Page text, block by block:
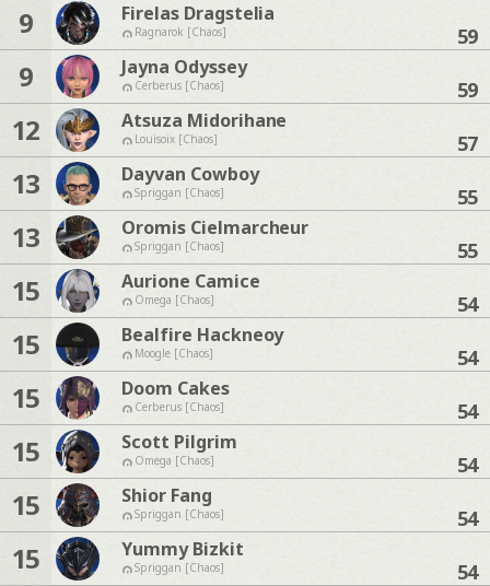
9 Firelas Dragstelia
Ragnarok [Chaos] 59
9 Jayna Odyssey
Cerberus [Chaos] 59
12 Atsuza Midorihane
Louisoix [Chaos] 57
13 Dayvan Cowboy
Spriggan [Chaos] 55
13 Oromis Cielmarcheur
Spriggan [Chaos] 55
15 Aurione Camice
Omega [Chaos] 54
15 Bealfire Hackneoy
Moogle [Chaos] 54
15 Doom Cakes
Cerberus [Chaos] 54
15 Scott Pilgrim
Omega [Chaos] 54
15 Shior Fang
Spriggan [Chaos] 54
15 Yummy Bizkit
Spriggan [Chaos] 54